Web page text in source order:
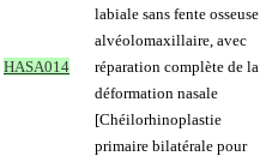
HASA014
labiale sans fente osseuse
alvéolomaxillaire, avec
réparation complète de la
déformation nasale
[Chéilorhinoplastie
primaire bilatérale pour